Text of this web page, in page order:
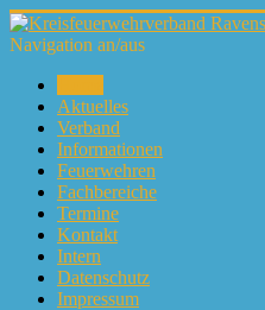
Navigation an/aus
Aktuelles
Verband
Informationen
Feuerwehren
Fachbereiche
Termine
Kontakt
Intern
Datenschutz
Impressum